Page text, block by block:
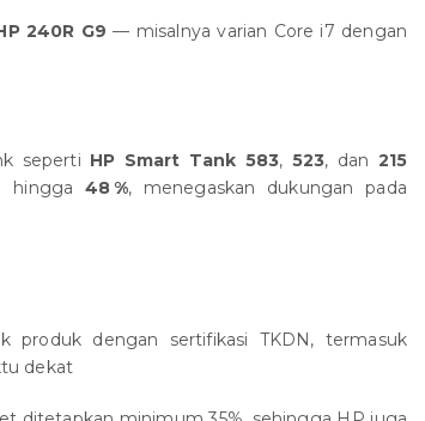
240R G9 — misalnya varian Core i7 dengan
seperti HP Smart Tank 583, 523, dan 215
hingga48 %, menegaskan dukungan pada
produk dengan sertifikasi TKDN, termasuk
dekat